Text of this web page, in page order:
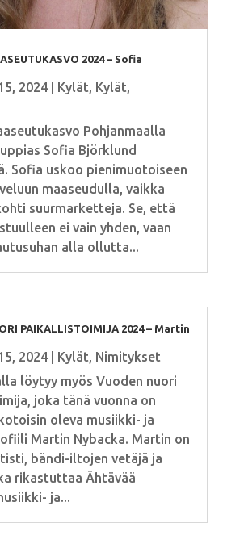
2024 – Sofia
2024| Kylät, Kylät,
Pohjanmaalla
Sofia Björklund
Sofia uskoo pienimuotoiseen
maaseudulla, vaikka
suurmarketteja. Se, että
ei vain yhden, vaan
alla ollutta...
PAIKALLISTOIMIJA 2024 – Martin
2024| Kylät, Nimitykset
löytyy myös Vuoden nuori
joka tänä vuonna on
oleva musiikki- ja
Martin Nybacka. Martin on
bändi-iltojen vetäjä ja
rikastuttaa Ähtävää
ja...